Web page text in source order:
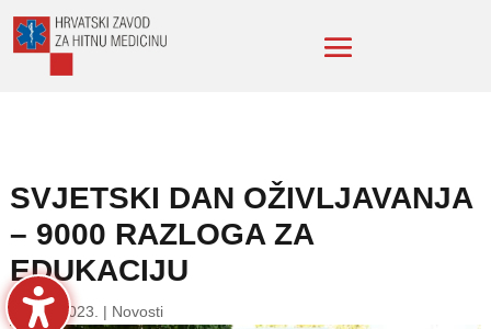
SVJETSKI DAN OŽIVLJAVANJA
– 9000 RAZLOGA ZA
EDUKACIJU
16. lis. 2023. | Novosti